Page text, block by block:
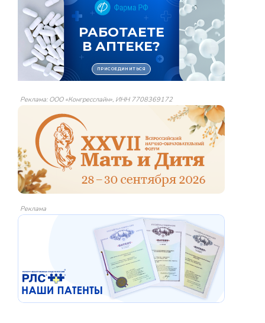
Реклама: ООО «Конгресслайн», ИНН 7708369172
Реклама